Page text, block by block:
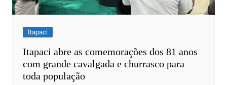
Itapaci
Itapaci abre as comemorações dos 81 anos
com grande cavalgada e churrasco para
toda população